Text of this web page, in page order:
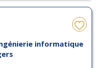
informatique